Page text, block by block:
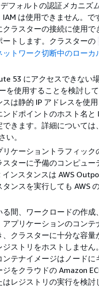
フォルトの認証メカニズ
は使用できません。
ラスターの接続に使用で
トします。クラスターの
ットワーク切断中のローカ
53 にアクセスできない
を使用することを検討し
は静的 IP アドレスを使
ドポイントのホスト名と
きます。詳細について
い。
ケーショントラフィッ
ターに予備のコンピュ
ンスタンスは AWS
ンスを実行しても AWS
間、ワークロードの作
プリケーションのコンテ
クラスターに十分な容
ストリをホストしませ
テナイメージはノードに
をクラウドの Amazon
レジストリの実行を検